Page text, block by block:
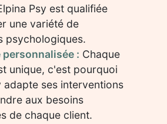
Psy est qualifiée
une variété de
psychologiques.
: Chaque
unique, c'est pourquoi
adapte ses interventions
aux besoins
de chaque client.